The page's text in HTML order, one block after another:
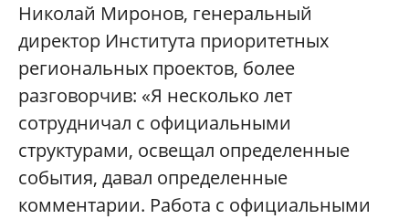
Николай Миронов, генеральный
директор Института приоритетных
региональных проектов, более
разговорчив: «Я несколько лет
сотрудничал с официальными
структурами, освещал определенные
события, давал определенные
комментарии. Работа с официальными